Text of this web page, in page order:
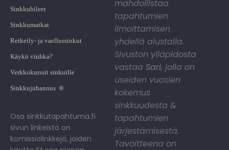
Sinkkubileet
Sinkkumatkat
Retkeily- ja vaellussinkut
Käykö viuhka?
Verkkokurssit sinkuille
Sinkkujuhannus ®
Osa sinkkutapahtuma.fi
sivun linkeistä on
komissiolinkkejä, joiden
mahdollistaa
tapahtumien
ilmoittamisen
yhdellä alustalla.
Sivuston ylläpidosta
vastaa Sari, jolla on
useiden vuosien
kokemus
sinkkuudesta &
tapahtumien
järjestämisestä.
Tavoitteena on